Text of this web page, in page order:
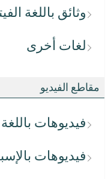
وثائق باللغة
لغات أخرى
مقاطع الفيديو
فيديوهات باللغة
فيديوهات